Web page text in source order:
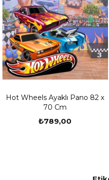
-Kişiye özel ürünleri 2 iş
teslim etmekteyiz
-Çocuğunuzun ismini ve
unutmayınız.
-Tasarım ekibimiz
hemen sizin ile iletişime
-Sizlerden bilgi aldıktan
sizlere baskı öncesi son
-Sizler onay verdikten
paketlenip kargo
Wheels Ayaklı Pano 82 x
70 Cm
₺789,00